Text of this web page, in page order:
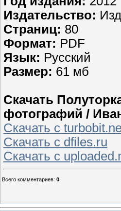
Издательство:
Страниц: 80
Формат: PDF
Язык: Русский
Размер: 61 мб
Скачать
фотографий /
Скачать с
Скачать с dfiles.ru
Скачать с
Всего комментариев: 0